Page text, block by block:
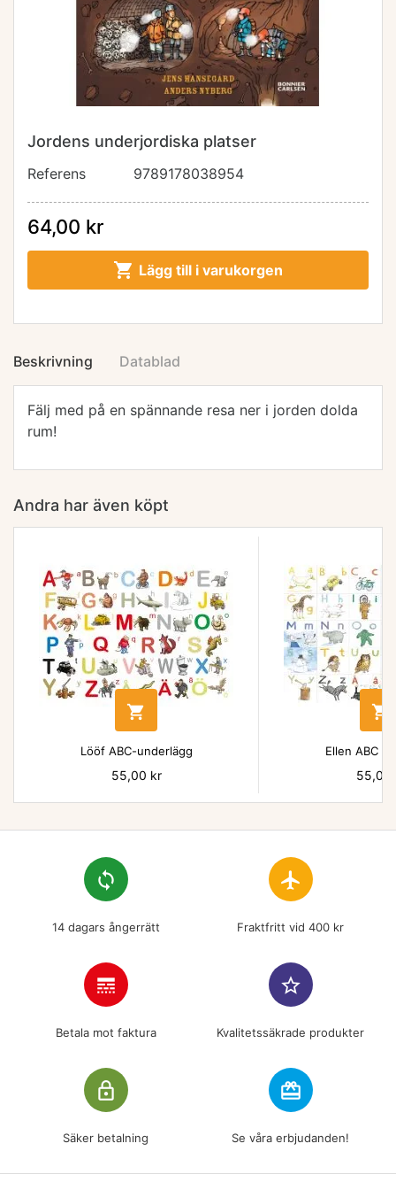
Jordens underjordiska platser
Referens 9789178038954
64,00 kr
 Lägg till i varukorgen
Beskrivning Datablad
Fälj med på en spännande resa ner i jorden dolda
rum!
Andra har även köpt

Lööf ABC-underlägg
Pris
55,00 kr

Ellen ABC
Pris
55,00
loop
14 dagars ångerrätt
flight
Fraktfritt vid 400 kr
line_style
Betala mot faktura
star_border
Kvalitetssäkrade produkter
lock_outline
Säker betalning
redeem
Se våra erbjudanden!